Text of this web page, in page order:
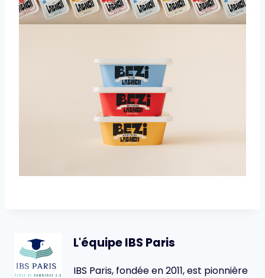
L'équipe IBS Paris
IBS Paris, fondée en 2011, est pionnière